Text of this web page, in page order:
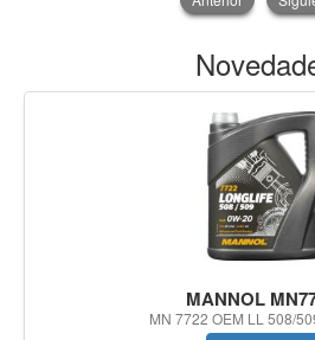
MANNOL
MN 7722 OEM LL 508/